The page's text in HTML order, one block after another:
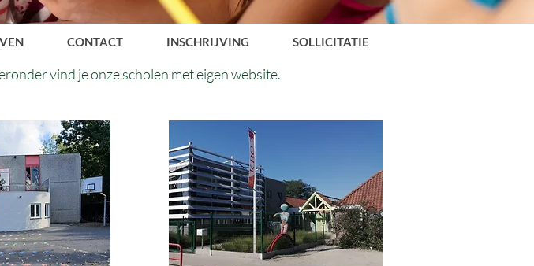
CONTACT INSCHRIJVING SOLLICITATIE
vind je onze scholen met eigen website.